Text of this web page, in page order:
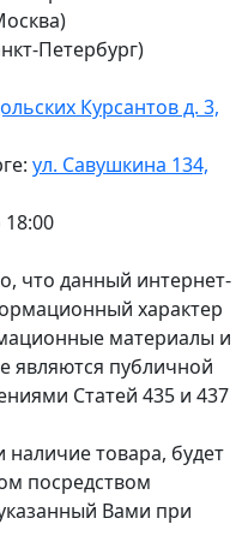
Петербург)
Курсантов д. 3,
ул. Савушкина 134,
что данный интернет-
характер
материалы и
являются публичной
Статей 435 и 437
товара, будет
посредством
Вами при